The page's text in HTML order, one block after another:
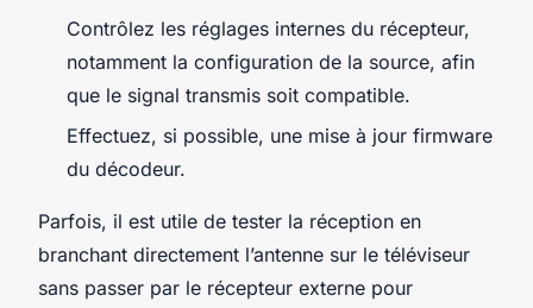
Contrôlez les réglages internes du récepteur,
notamment la configuration de la source, afin
que le signal transmis soit compatible.
Effectuez, si possible, une mise à jour firmware
du décodeur.
Parfois, il est utile de tester la réception en
branchant directement l’antenne sur le téléviseur
sans passer par le récepteur externe pour